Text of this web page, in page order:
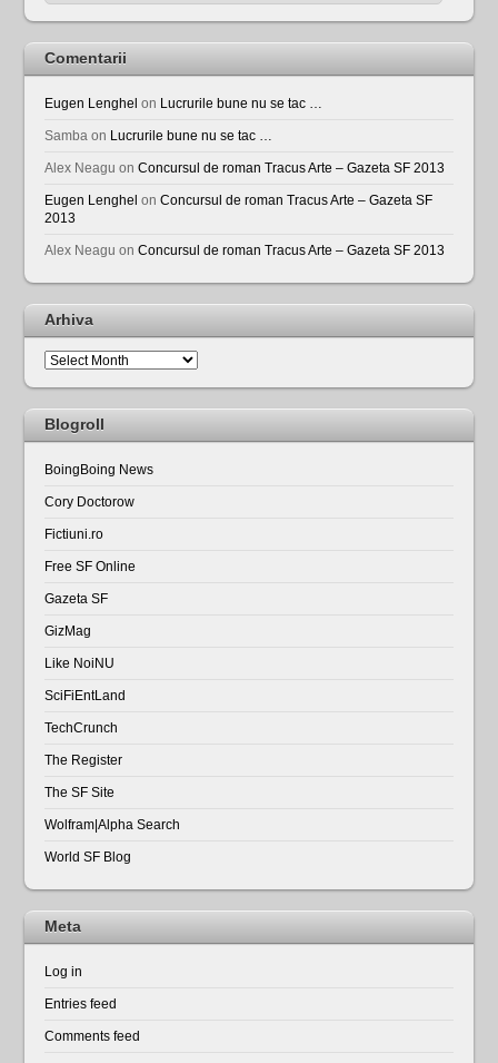
Comentarii
Eugen Lenghel on Lucrurile bune nu se tac …
Samba on Lucrurile bune nu se tac …
Alex Neagu onConcursul de roman Tracus Arte – Gazeta SF 2013
Eugen Lenghel onConcursul de roman Tracus Arte – Gazeta SF
2013
Alex Neagu onConcursul de roman Tracus Arte – Gazeta SF 2013
Arhiva
Arhiva
Blogroll
BoingBoing News
Cory Doctorow
Fictiuni.ro
Free SF Online
Gazeta SF
GizMag
Like NoiNU
SciFiEntLand
TechCrunch
The Register
The SF Site
Wolfram|Alpha Search
World SF Blog
Meta
Log in
Entries feed
Comments feed